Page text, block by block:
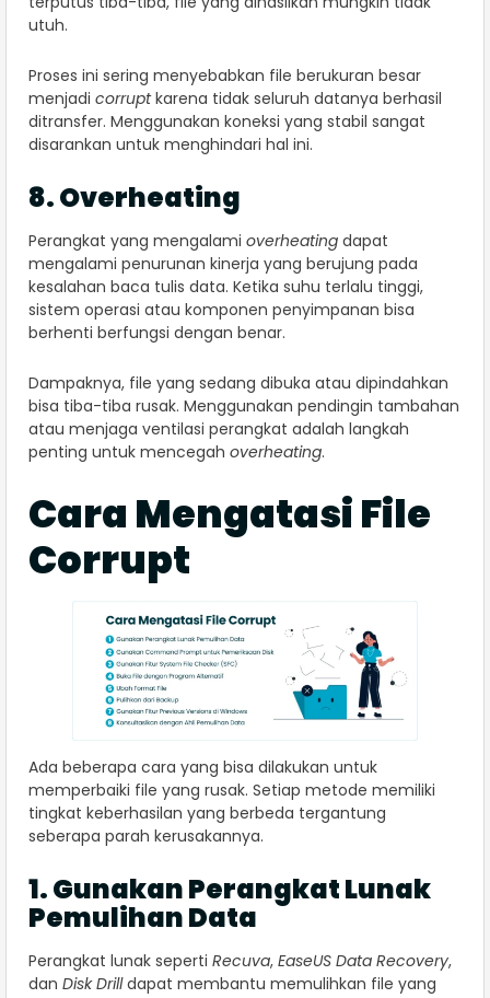
utuh.
Proses ini sering menyebabkan file berukuran besar
menjadi corruptkarena tidak seluruh datanya berhasil
ditransfer. Menggunakan koneksi yang stabil sangat
disarankan untuk menghindari hal ini.
8. Overheating
Perangkat yang mengalami overheating dapat
mengalami penurunan kinerja yang berujung pada
kesalahan baca tulis data. Ketika suhu terlalu tinggi,
sistem operasi atau komponen penyimpanan bisa
berhenti berfungsi dengan benar.
Dampaknya, file yang sedang dibuka atau dipindahkan
bisa tiba-tiba rusak. Menggunakan pendingin tambahan
atau menjaga ventilasi perangkat adalah langkah
penting untuk mencegah overheating.
Cara Mengatasi File
Corrupt
Ada beberapa cara yang bisa dilakukan untuk
memperbaiki file yang rusak. Setiap metode memiliki
tingkat keberhasilan yang berbeda tergantung
seberapa parah kerusakannya.
1. Gunakan Perangkat Lunak
Pemulihan Data
Perangkat lunak seperti Recuva, EaseUS Data Recovery,
dan Disk Drilldapat membantu memulihkan file yang